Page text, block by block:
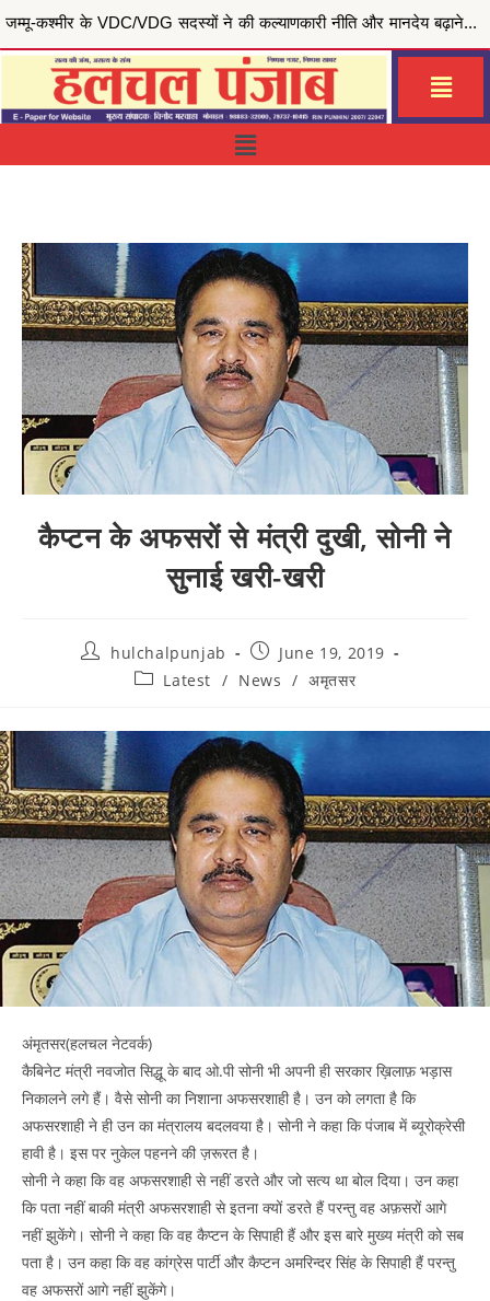
मुख्यमंत्री भगवंत सिंह मान की ‘मेरी रसोई योजना’ से जरूरतमंद परिवारों को राहत, जालंधर सेंट्रल हलका इं...
कैप्टन के अफसरों से मंत्री दुखी, सोनी ने
सुनाई खरी-खरी
hulchalpunjab
June 19, 2019
Latest / News / अमृतसर
अंमृतसर(हलचल नेटवर्क)
कैबिनेट मंत्री नवजोत सिद्धू के बाद ओ.पी सोनी भी अपनी ही सरकार ख़िलाफ़ भड़ास
निकालने लगे हैं। वैसे सोनी का निशाना अफसरशाही है। उन को लगता है कि
अफसरशाही ने ही उन का मंत्रालय बदलवया है। सोनी ने कहा कि पंजाब में ब्यूरोक्रेसी
हावी है। इस पर नुकेल पहनने की ज़रूरत है।
सोनी ने कहा कि वह अफसरशाही से नहीं डरते और जो सत्य था बोल दिया। उन कहा
कि पता नहीं बाकी मंत्री अफसरशाही से इतना क्यों डरते हैं परन्तु वह अफ़सरों आगे
नहीं झुकेंगे। सोनी ने कहा कि वह कैप्टन के सिपाही हैं और इस बारे मुख्य मंत्री को सब
पता है। उन कहा कि वह कांग्रेस पार्टी और कैप्टन अमरिन्दर सिंह के सिपाही हैं परन्तु
वह अफसरों आगे नहीं झुकेंगे।